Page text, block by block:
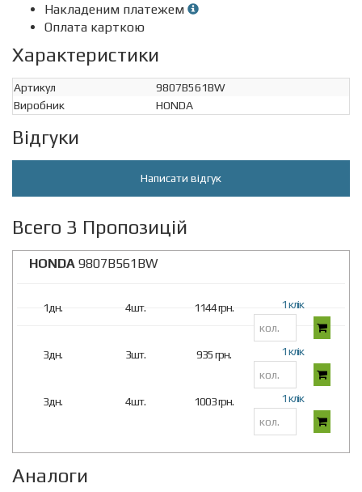
Накладеним платежем
Оплата карткою
Характеристики
Артикул
9807B561BW
Виробник
HONDA
Відгуки
Написати відгук
Всего 3 Пропозицій
HONDA 9807B561BW
1дн. 4шт. 1144 грн. 1 клік
3дн. 3шт. 935 грн. 1 клік
3дн. 4шт. 1003 грн. 1 клік
Аналоги